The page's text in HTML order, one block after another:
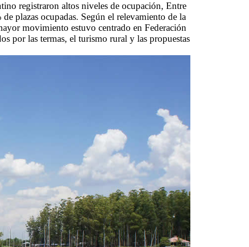
registraron altos niveles de ocupación, Entre
plazas ocupadas. Según el relevamiento de la
movimiento estuvo centrado en Federación
por las termas, el turismo rural y las propuestas